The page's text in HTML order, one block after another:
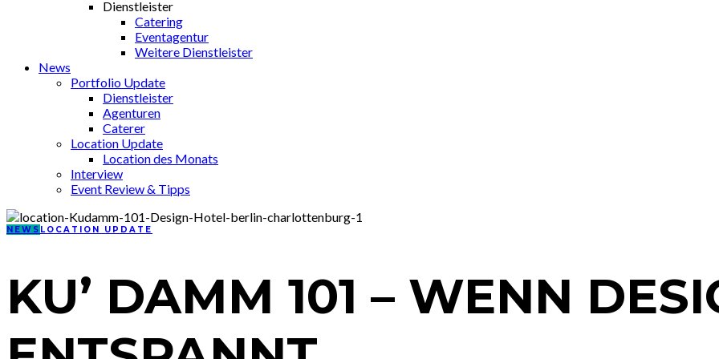
Dienstleister
Catering
Eventagentur
Weitere Dienstleister
News
Portfolio Update
Dienstleister
Agenturen
Caterer
Location Update
Location des Monats
Interview
Event Review & Tipps
NEWS LOCATION UPDATE
KU’ DAMM 101 – WENN